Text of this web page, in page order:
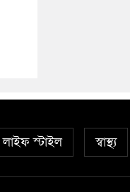
লাইফ স্টাইল স্বাস্থ্য